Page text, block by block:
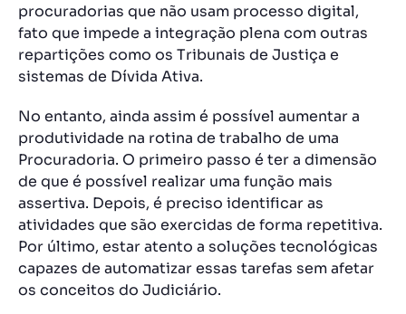
procuradorias que não usam processo digital,
fato que impede a integração plena com outras
repartições como os Tribunais de Justiça e
sistemas de Dívida Ativa.
No entanto, ainda assim é possível aumentar a
produtividade na rotina de trabalho de uma
Procuradoria. O primeiro passo é ter a dimensão
de que é possível realizar uma função mais
assertiva. Depois, é preciso identificar as
atividades que são exercidas de forma repetitiva.
Por último, estar atento a soluções tecnológicas
capazes de automatizar essas tarefas sem afetar
os conceitos do Judiciário.